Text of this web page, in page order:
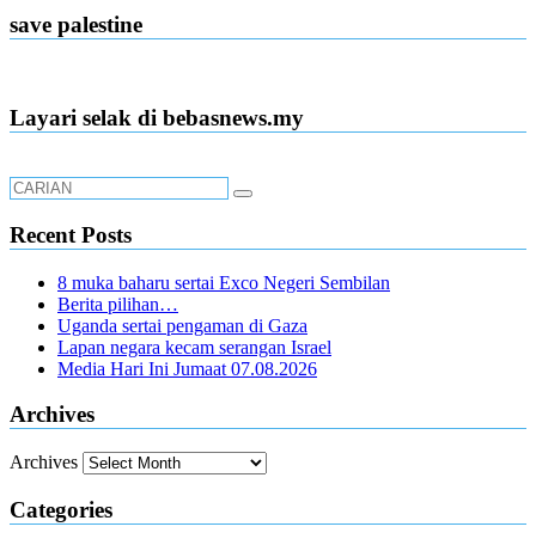
save palestine
Layari selak di bebasnews.my
Recent Posts
8 muka baharu sertai Exco Negeri Sembilan
Berita pilihan…
Uganda sertai pengaman di Gaza
Lapan negara kecam serangan Israel
Media Hari Ini Jumaat 07.08.2026
Archives
Archives
Categories